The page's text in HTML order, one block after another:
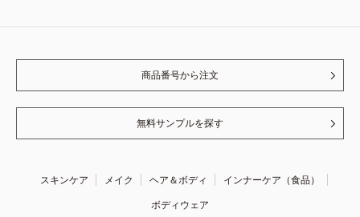
商品番号から注文
無料サンプルを探す
スキンケア メイク ヘア＆ボディ
インナーケア（食品）
ボディウェア